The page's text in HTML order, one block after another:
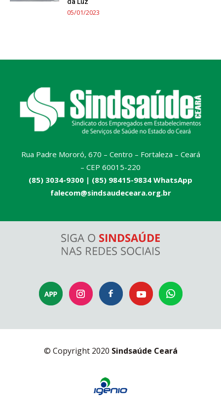
05/01/2023
Rua Padre Mororó, 670 – Centro – Fortaleza – Ceará
– CEP 60015-220
(85) 3034-9300 | (85) 98415-9834 WhatsApp
falecom@sindsaudeceara.org.br
© Copyright 2020 Sindsaúde Ceará